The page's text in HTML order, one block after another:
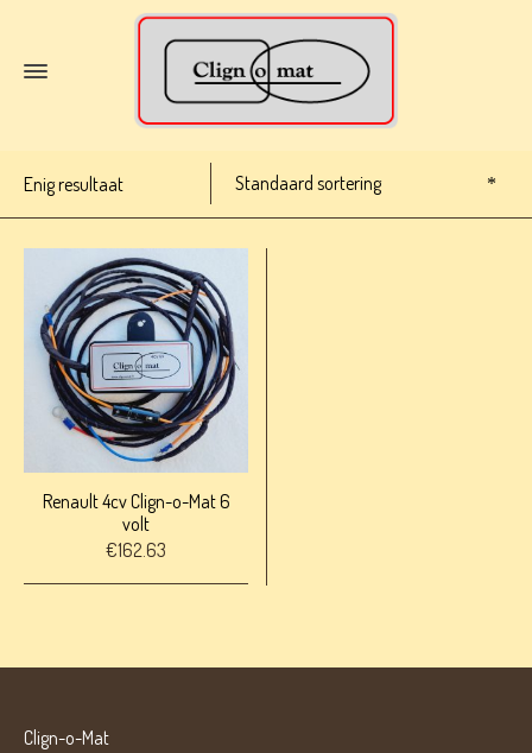
Enig resultaat Standaard sortering
Renault 4cv Clign-o-Mat 6
volt
€162.63
Clign-o-Mat